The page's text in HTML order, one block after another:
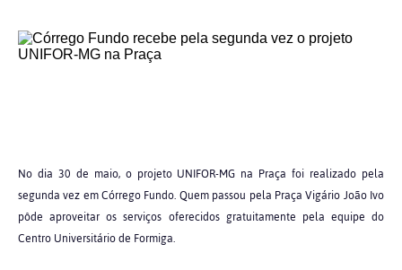
No dia 30 de maio, o projeto UNIFOR-MG na Praça foi realizado pela
segunda vez em Córrego Fundo. Quem passou pela Praça Vigário João Ivo
pôde aproveitar os serviços oferecidos gratuitamente pela equipe do
Centro Universitário de Formiga.